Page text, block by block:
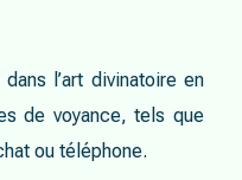
l’art divinatoire en
de voyance, tels que
ou téléphone.